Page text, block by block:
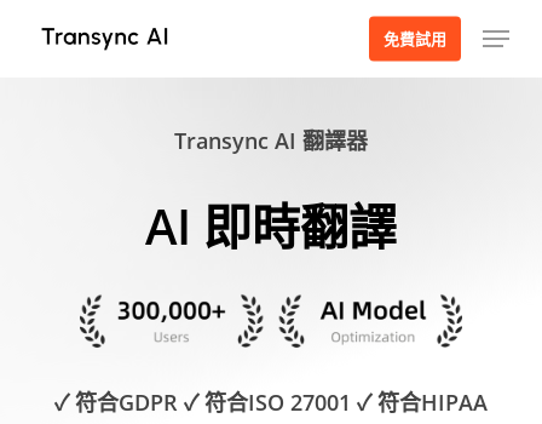
免費試用 選單
Transync AI 翻譯器
AI 即時翻譯
✓ 符合GDPR ✓ 符合ISO 27001 ✓ 符合HIPAA